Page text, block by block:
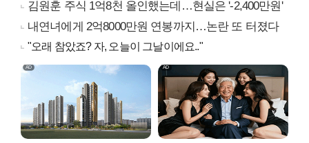
김원훈 주식 1억8천 올인했는데…현실은 '-2,400만원'
내연녀에게 2억8000만원 연봉까지…논란 또 터졌다
"오래 참았죠? 자, 오늘이 그날이에요.."